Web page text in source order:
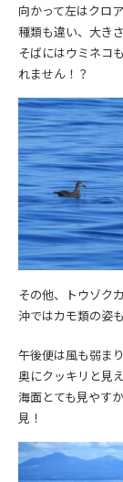
向かって左はクロ
種類も違い、大き
そばにはウミネコ
れません！？
その他、トウゾク
沖ではカモ類の姿も
午後便は風も弱ま
奥にクッキリと見
海面とても見やす
見！